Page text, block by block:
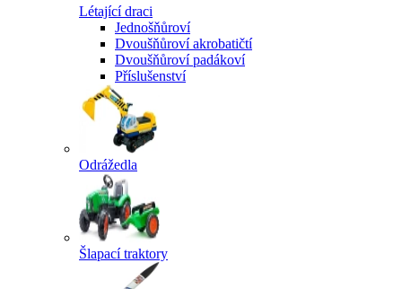
Létající draci
Jednošňůroví
Dvoušňůroví akrobatičtí
Dvoušňůroví padákoví
Příslušenství
Odrážedla
Šlapací traktory